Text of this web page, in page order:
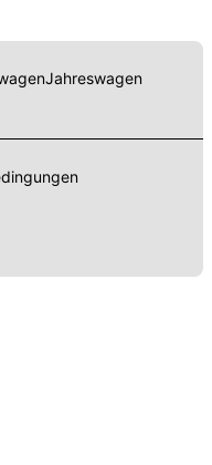
Jahreswagen